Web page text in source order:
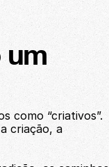
um
como “criativos”.
criação, a